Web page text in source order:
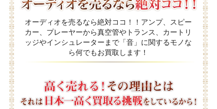
オーディオを売るなら絶対ココ！！アンプ、スピー
カー、プレーヤーから真空管やトランス、カートリ
ッジやインシュレーターまで「音」に関するモノな
ら何でもお買取します！